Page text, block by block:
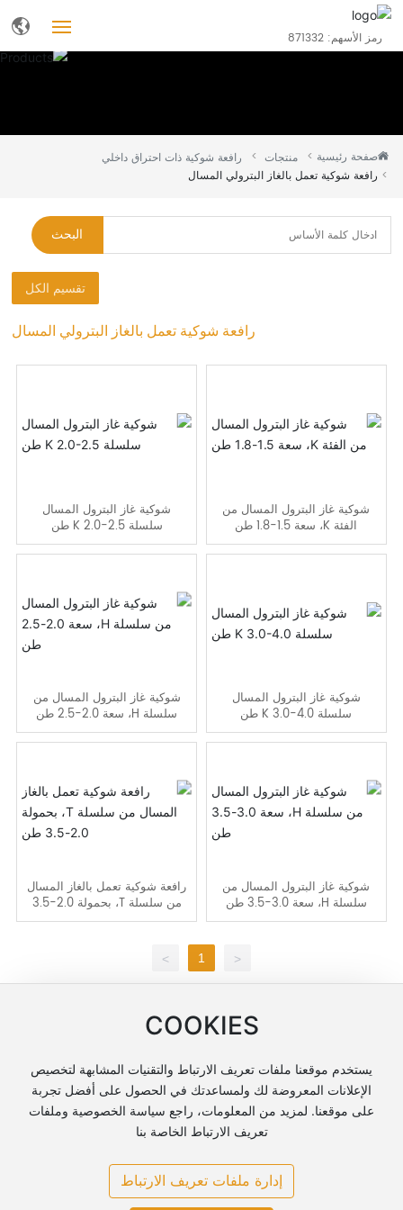
رمز الأسهم: 871332
منتجات
مدونة
خدمات
صفحة رئيسية منتجات
رافعة شوكية ذات احتراق داخلي
رافعة شوكية تعمل بالغاز البترولي المسال
البحث
تقسيم الكل
رافعة شوكية تعمل بالغاز البترولي المسال
شوكية غاز البترول المسال من
الفئة K، سعة 1.5-1.8 طن
شوكية غاز البترول المسال
سلسلة K 2.0-2.5 طن
شوكية غاز البترول المسال
سلسلة K 3.0-4.0 طن
شوكية غاز البترول المسال من
سلسلة H، سعة 2.0-2.5 طن
شوكية غاز البترول المسال من
سلسلة H، سعة 3.0-3.5 طن
رافعة شوكية تعمل بالغاز المسال
من سلسلة T، بحمولة 2.0-3.5
طن
<
1
>
service@vmaxchina.com
الغرفة 1301، مبنى المكاتب A1، ميناء بينهو المالي، شارع هويتشو،
مجتمع بينهو سنشري، منطقة باوهي، مدينة هيفى، مقاطعة أنهوى
COOKIES
يستخدم موقعنا ملفات تعريف الارتباط والتقنيات المشابهة لتخصيص
الإعلانات المعروضة لك ولمساعدتك في الحصول على أفضل تجربة
على موقعنا. لمزيد من المعلومات، راجع سياسة الخصوصية وملفات
تعريف الارتباط الخاصة بنا
إدارة ملفات تعريف الارتباط